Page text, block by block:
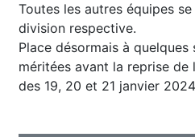
Toutes les autres équipes
division respective.
Place désormais à quelques
méritées avant la reprise de
des 19, 20 et 21 janvier